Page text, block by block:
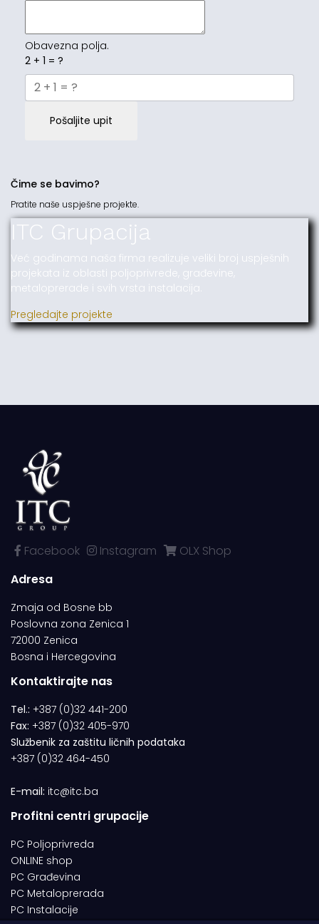
Obavezna polja.
2 + 1 = ?
Pošaljite upit
Čime se bavimo?
Pratite naše uspješne projekte.
ITC Grupacija
Već godinama naša firma realizuje veliki broj uspješnih
projekata iz oblasti poljoprivrede, građevine,
metaloprerade i svih vrsta instalacija.
Pregledajte projekte
Facebook Instagram
OLX Shop
Adresa
Zmaja od Bosne bb
Poslovna zona Zenica 1
72000 Zenica
Bosna i Hercegovina
Kontaktirajte nas
Tel.: +387 (0)32 441-200
Fax: +387 (0)32 405-970
Službenik za zaštitu ličnih podataka
+387 (0)32 464-450
E-mail: itc@itc.ba
Profitni centri grupacije
PC Poljoprivreda
ONLINE shop
PC Građevina
PC Metaloprerada
PC Instalacije